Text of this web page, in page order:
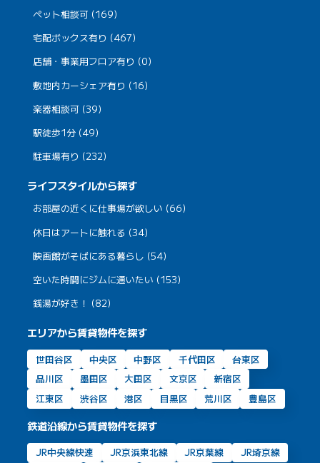
ペット相談可 (169)
宅配ボックス有り (467)
店舗・事業用フロア有り (0)
敷地内カーシェア有り (16)
楽器相談可 (39)
駅徒歩1分 (49)
駐車場有り (232)
ライフスタイルから探す
お部屋の近くに仕事場が欲しい (66)
休日はアートに触れる (34)
映画館がそばにある暮らし (54)
空いた時間にジムに通いたい (153)
銭湯が好き！ (82)
エリアから賃貸物件を探す
世田谷区 中央区 中野区 千代田区
台東区
品川区
墨田区 大田区 文京区
新宿区
江東区
渋谷区 港区 目黒区 荒川区 豊島区
鉄道沿線から賃貸物件を探す
JR中央線快速 JR京浜東北線 JR京葉線
JR埼京線